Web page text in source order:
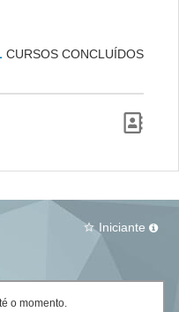
CURSOS CONCLUÍDOS
star_border Iniciante
o momento.